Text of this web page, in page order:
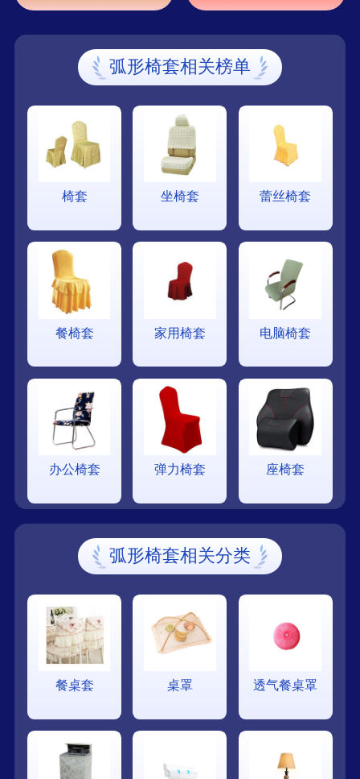
弧形椅套相关榜单
椅套 坐椅套 蕾丝椅套
餐椅套 家用椅套 电脑椅套
办公椅套 弹力椅套 座椅套
弧形椅套相关分类
餐桌套 桌罩 透气餐桌罩